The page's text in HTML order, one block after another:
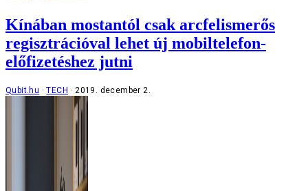
Kínában mostantól csak arcfelismerős
regisztrációval lehet új mobiltelefon-
előfizetéshez jutni
Qubit.hu TECH 2019. december 2.